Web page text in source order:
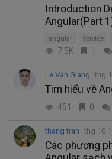
Introduction
Angular(Part
angular Service
7.5K 1
Le Van Giang thg
Tìm hiểu về
451 0
thang tran thg 10
Các phương